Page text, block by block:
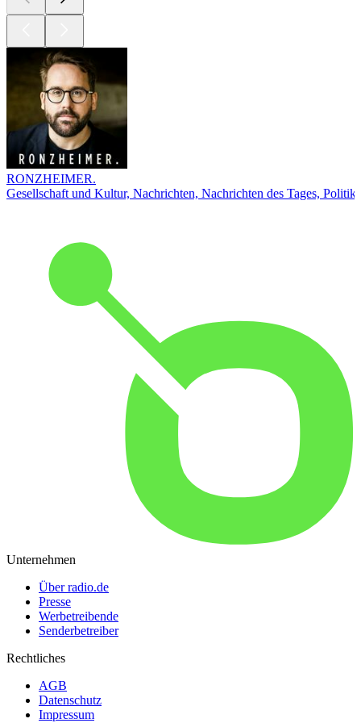
RONZHEIMER.
Gesellschaft und Kultur, Nachrichten, Nachrichten des Tages, Politik
Unternehmen
Über radio.de
Presse
Werbetreibende
Senderbetreiber
Rechtliches
AGB
Datenschutz
Impressum